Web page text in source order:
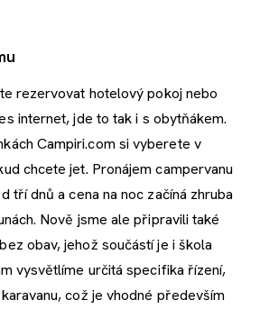
rezervovat hotelový pokoj nebo
internet, jde to tak i s obytňákem.
Campiri.com si vyberete v
chcete jet. Pronájem campervanu
tří dnů a cena na noc začíná zhruba
Nově jsme ale připravili také
obav, jehož součástí je i škola
vysvětlíme určitá specifika řízení,
což je vhodné především